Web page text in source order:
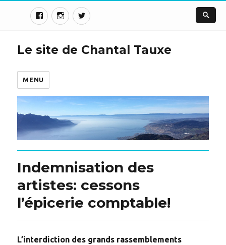
Le site de Chantal Tauxe
MENU
Indemnisation des
artistes: cessons
l’épicerie comptable!
L’interdiction des grands rassemblements